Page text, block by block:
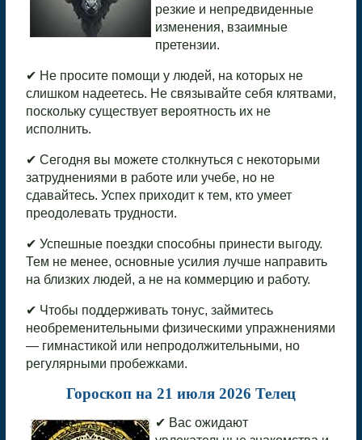
резкие и непредвиденные
изменения, взаимные
претензии.
✔ Не просите помощи у людей, на которых не
слишком надеетесь. Не связывайте себя клятвами,
поскольку существует вероятность их не
исполнить.
✔ Сегодня вы можете столкнуться с некоторыми
затруднениями в работе или учебе, но не
сдавайтесь. Успех приходит к тем, кто умеет
преодолевать трудности.
✔ Успешные поездки способны принести выгоду.
Тем не менее, основные усилия лучше направить
на близких людей, а не на коммерцию и работу.
✔ Чтобы поддерживать тонус, займитесь
необременительными физическими упражнениями
— гимнастикой или непродолжительными, но
регулярными пробежками.
Гороскоп на 21 июля 2026 Телец
✔ Вас ожидают